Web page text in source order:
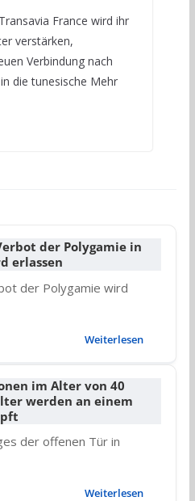
France wird ihr
verstärken,
Verbindung nach
die tunesische Mehr
der Polygamie in
erlassen
der Polygamie wird
Weiterlesen
im Alter von 40
werden an einem
der offenen Tür in
Weiterlesen